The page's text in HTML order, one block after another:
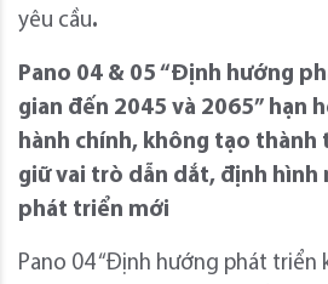
yêu cầu.
Pano 04 & 05 “Định hướng
gian đến 2045 và 2065” hạn
hành chính, không tạo thành
giữ vai trò dẫn dắt, định hình
phát triển mới
Pano 04 “Định hướng phát triển